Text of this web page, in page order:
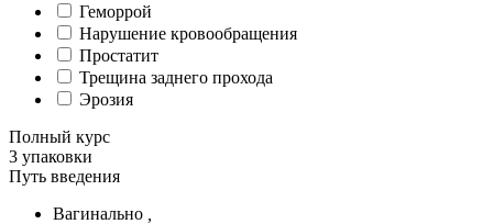
Геморрой
Нарушение кровообращения
Простатит
Трещина заднего прохода
Эрозия
Полный курс
3 упаковки
Путь введения
Вагинально